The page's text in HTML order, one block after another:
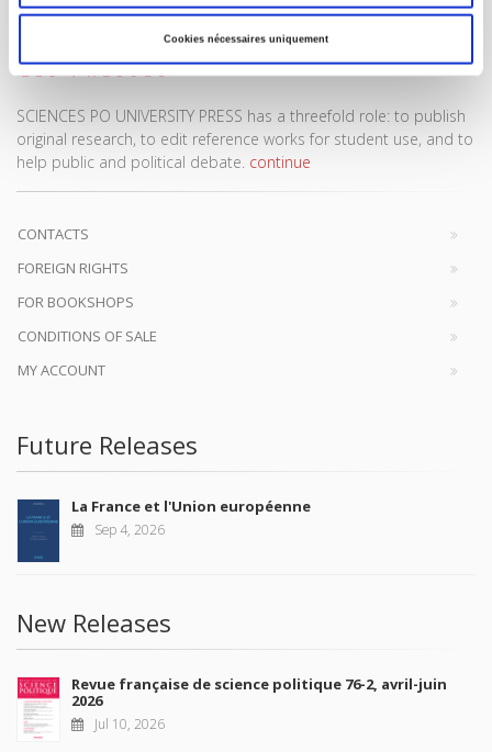
Cookies nécessaires uniquement
SCIENCES PO UNIVERSITY PRESS has a threefold role: to publish
original research, to edit reference works for student use, and to
help public and political debate. continue
CONTACTS
FOREIGN RIGHTS
FOR BOOKSHOPS
CONDITIONS OF SALE
MY ACCOUNT
Future Releases
La France et l'Union européenne
Sep 4, 2026
New Releases
Revue française de science politique 76-2, avril-juin
2026
Jul 10, 2026